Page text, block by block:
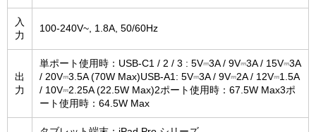
入
力
100-240V~, 1.8A, 50/60Hz
出
力
単ポート使用時：USB-C1 / 2 / 3 : 5V⎓3A / 9V⎓3A / 15V⎓3A
/ 20V⎓3.5A (70W Max)USB-A1: 5V⎓3A / 9V⎓2A / 12V⎓1.5A
/ 10V⎓2.25A (22.5W Max)2ポート使用時：67.5W Max3ポ
ート使用時：64.5W Max